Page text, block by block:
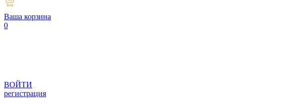
Ваша корзина
0
ВОЙТИ
регистрация